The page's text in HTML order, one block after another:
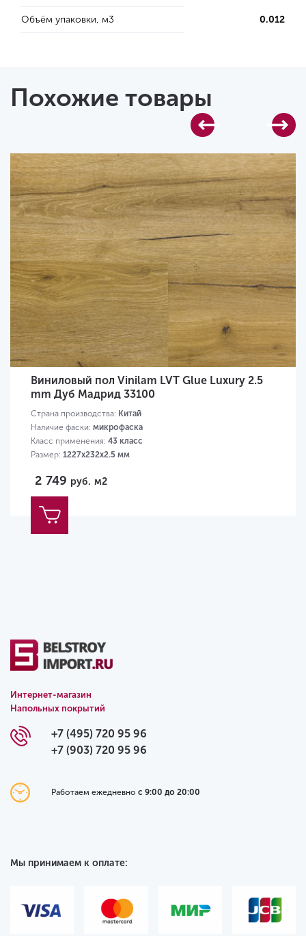
Объём упаковки, м3 0.012
Похожие товары
Виниловый пол Vinilam LVT Glue Luxury 2.5
mm Дуб Мадрид 33100
Страна производства: Китай
Наличие фаски: микрофаска
Класс применения: 43 класс
Размер: 1227х232х2.5 мм
2 749 руб. м2
Интернет-магазин
Напольных покрытий
+7 (495) 720 95 96
+7 (903) 720 95 96
Работаем ежедневно с 9:00 до 20:00
Мы принимаем к оплате: